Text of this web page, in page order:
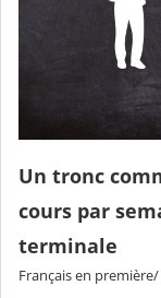
Un tronc
cours par
terminale
Français en